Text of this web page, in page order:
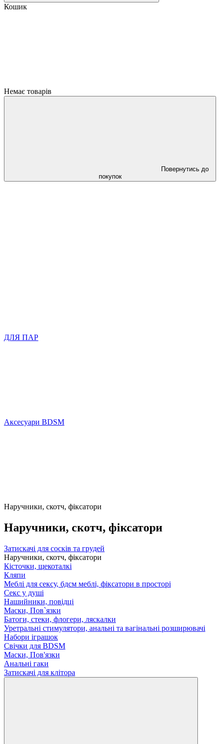
Кошик
Немає товарів
Повернутись до
покупок
ДЛЯ ПАР
Аксесуари BDSM
Наручники, скотч, фіксатори
Наручники, скотч, фіксатори
Затискачі для сосків та грудей
Наручники, скотч, фіксатори
Кісточки, щекоталкі
Кляпи
Меблі для сексу, бдсм меблі, фіксатори в просторі
Секс у душі
Нашийники, повідці
Маски, Пов`язки
Батоги, стеки, флогери, ляскалки
Уретральні стимулятори, анальні та вагінальні розширювачі
Набори іграшок
Свічки для BDSM
Маски, Пов'язки
Анальні гаки
Затискачі для клітора